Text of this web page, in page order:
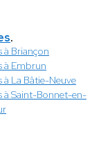
.
à Briançon
à Embrun
à La Bâtie-Neuve
à Saint-Bonnet-en-